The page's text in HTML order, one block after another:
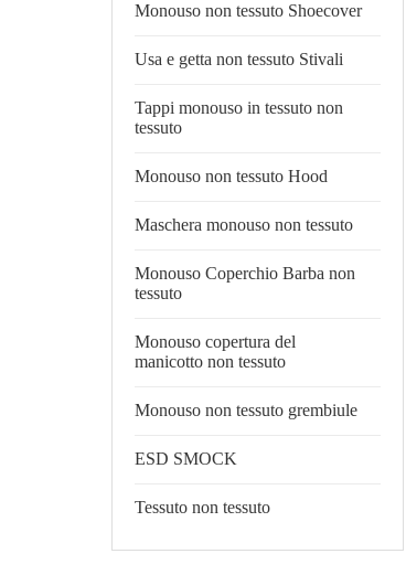
Monouso non tessuto Shoecover
Usa e getta non tessuto Stivali
Tappi monouso in tessuto non
tessuto
Monouso non tessuto Hood
Maschera monouso non tessuto
Monouso Coperchio Barba non
tessuto
Monouso copertura del
manicotto non tessuto
Monouso non tessuto grembiule
ESD SMOCK
Tessuto non tessuto